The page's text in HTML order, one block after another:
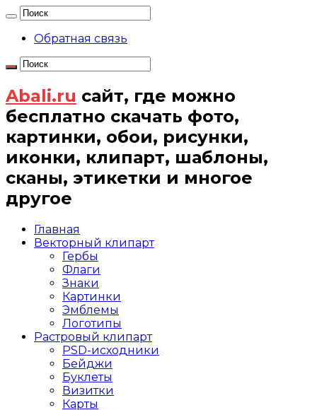
Обратная связь
Abali.ru сайт, где можно
бесплатно скачать фото,
картинки, обои, рисунки,
иконки, клипарт, шаблоны,
сканы, этикетки и многое
другое
Главная
Векторный клипарт
Гербы
Флаги
Знаки
Картинки
Эмблемы
Логотипы
Растровый клипарт
PSD-исходники
Бейджи
Буклеты
Визитки
Карты